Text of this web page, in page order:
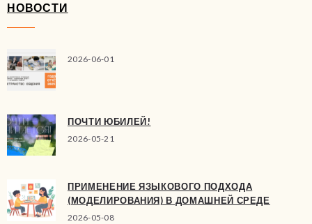
НОВОСТИ
2026-06-01
ПОЧТИ ЮБИЛЕЙ!
2026-05-21
ПРИМЕНЕНИЕ ЯЗЫКОВОГО ПОДХОДА
(МОДЕЛИРОВАНИЯ) В ДОМАШНЕЙ СРЕДЕ
2026-05-08